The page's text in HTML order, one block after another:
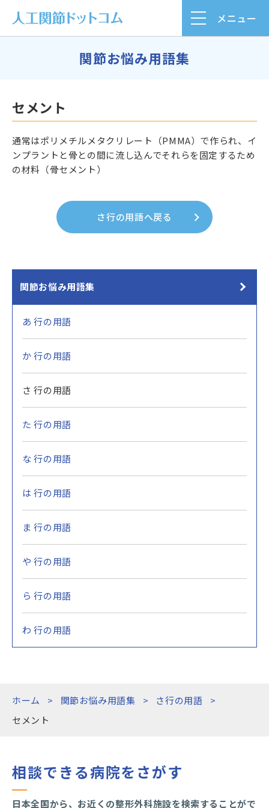
メニュー
関節お悩み用語集
セメント
通常はポリメチルメタクリレート（PMMA）で作られ、イ
ンプラントと骨との間に流し込んでそれらを固定するため
の材料（骨セメント）
さ行の用語へ戻る
関節お悩み用語集
あ 行の用語
か 行の用語
さ 行の用語
た 行の用語
な 行の用語
は 行の用語
ま 行の用語
や 行の用語
ら 行の用語
わ 行の用語
ホーム 関節お悩み用語集
さ行の用語
セメント
相談できる病院をさがす
日本全国から、お近くの整形外科施設を検索することがで